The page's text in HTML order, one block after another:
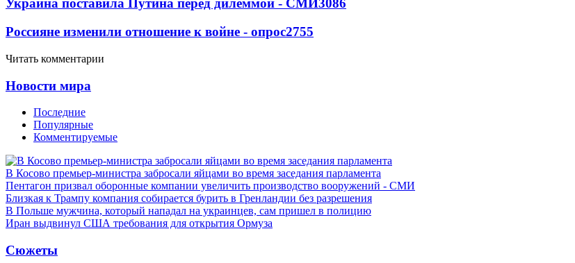
Украина поставила Путина перед дилеммой - СМИ3086
Россияне изменили отношение к войне - опрос2755
Читать комментарии
Новости мира
Последние
Популярные
Комментируемые
В Косово премьер-министра забросали яйцами во время заседания парламента
Пентагон призвал оборонные компании увеличить производство вооружений - СМИ
Близкая к Трампу компания собирается бурить в Гренландии без разрешения
В Польше мужчина, который нападал на украинцев, сам пришел в полицию
Иран выдвинул США требования для открытия Ормуза
Сюжеты